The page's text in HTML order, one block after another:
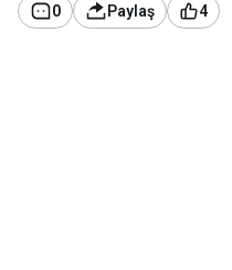
0 Paylaş 4